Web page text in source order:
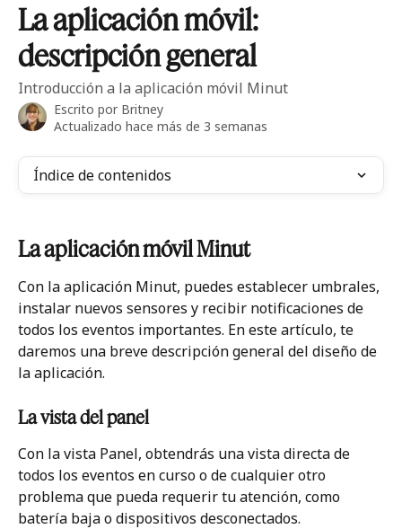
La aplicación móvil:
descripción general
Introducción a la aplicación móvil Minut
Escrito por Britney
Actualizado hace más de 3 semanas
Índice de contenidos
La aplicación móvil Minut
Con la aplicación Minut, puedes establecer umbrales,
instalar nuevos sensores y recibir notificaciones de
todos los eventos importantes. En este artículo, te
daremos una breve descripción general del diseño de
la aplicación.
La vista del panel
Con la vista Panel, obtendrás una vista directa de
todos los eventos en curso o de cualquier otro
problema que pueda requerir tu atención, como
batería baja o dispositivos desconectados.